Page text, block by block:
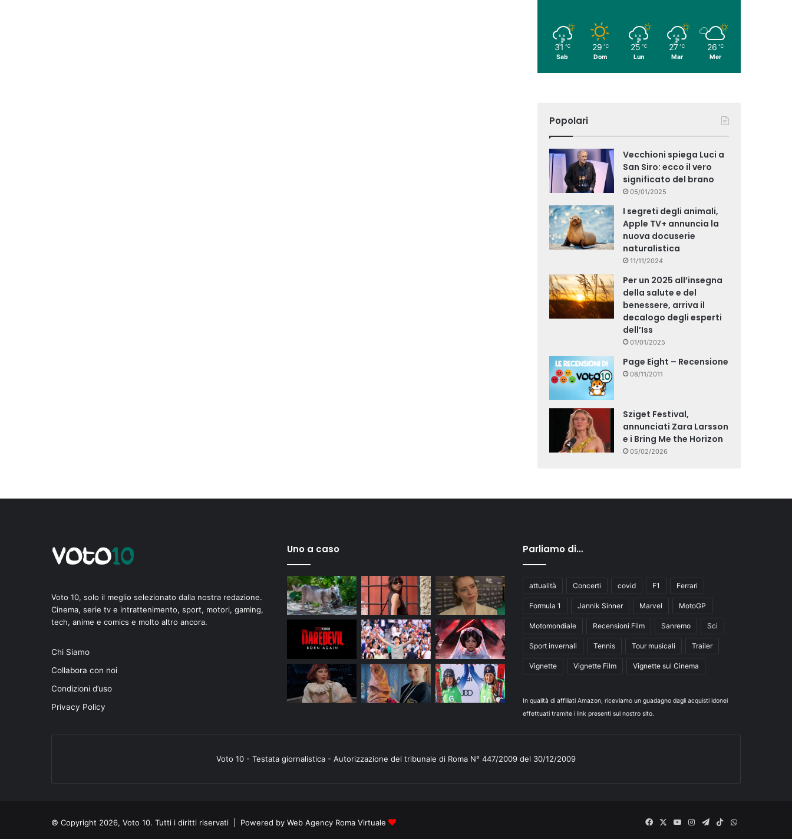
31 ℃
Sab
29 ℃
Dom
25 ℃
Lun
27 ℃
Mar
26 ℃
Mer
Popolari
Vecchioni spiega Luci a
San Siro: ecco il vero
significato del brano
05/01/2025
I segreti degli animali,
Apple TV+ annuncia la
nuova docuserie
naturalistica
11/11/2024
Per un 2025 all’insegna
della salute e del
benessere, arriva il
decalogo degli esperti
dell’Iss
01/01/2025
Page Eight – Recensione
08/11/2011
Sziget Festival,
annunciati Zara Larsson
e i Bring Me the Horizon
05/02/2026
Voto 10, solo il meglio selezionato dalla nostra redazione.
Cinema, serie tv e intrattenimento, sport, motori, gaming,
tech, anime e comics e molto altro ancora.
Chi Siamo
Collabora con noi
Condizioni d’uso
Privacy Policy
Uno a caso Parliamo di…
attualità Concerti covid F1 Ferrari
Formula 1 Jannik Sinner Marvel MotoGP
Motomondiale Recensioni Film Sanremo Sci
Sport invernali Tennis Tour musicali Trailer
Vignette Vignette Film Vignette sul Cinema
In qualità di affiliati Amazon, riceviamo un guadagno dagli acquisti idonei
effettuati tramite i link presenti sul nostro sito.
Voto 10 - Testata giornalistica - Autorizzazione del tribunale di Roma N° 447/2009 del 30/12/2009
© Copyright 2026, Voto 10. Tutti i diritti riservati | Powered by Web Agency Roma Virtuale Facebook
X
YouInstagram
Telegram
TikTokWhatsApp